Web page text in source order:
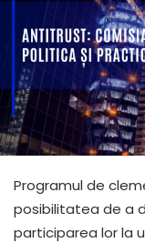
Programul de
posibilitatea de a
participarea lor la